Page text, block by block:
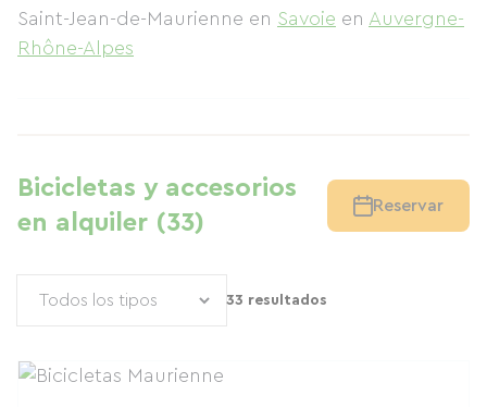
Saint-Jean-de-Maurienne en Savoie en Auvergne-
Rhône-Alpes
Bicicletas y accesorios
en alquiler (33)
Reservar
33 resultados